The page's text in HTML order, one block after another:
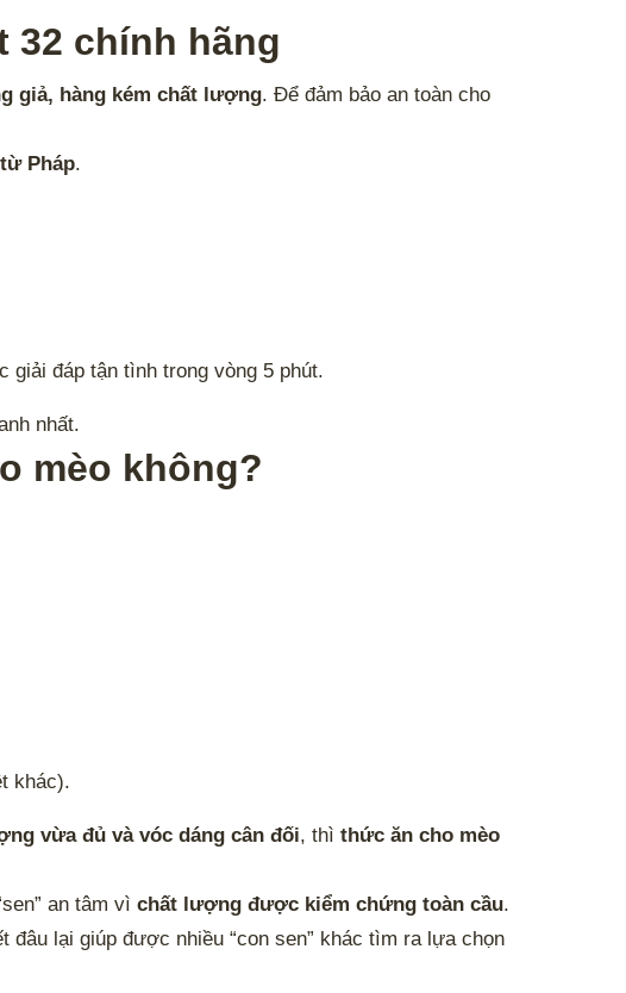
32 chính hãng
giả, hàng kém chất lượng. Để đảm bảo an toàn cho
Pháp.
giải đáp tận tình trong vòng 5 phút.
nhất.
mèo không?
khác).
vừa đủ và vóc dáng cân đối, thì thức ăn cho mèo
an tâm vì chất lượng được kiểm chứng toàn cầu.
đâu lại giúp được nhiều “con sen” khác tìm ra lựa chọn